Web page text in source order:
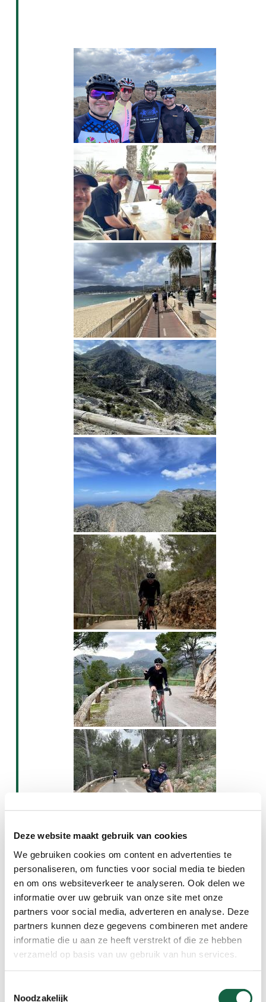
Deze website maakt gebruik van cookies
We gebruiken cookies om content en advertenties te
personaliseren, om functies voor social media te bieden
en om ons websiteverkeer te analyseren. Ook delen we
informatie over uw gebruik van onze site met onze
partners voor social media, adverteren en analyse. Deze
partners kunnen deze gegevens combineren met andere
informatie die u aan ze heeft verstrekt of die ze hebben
verzameld op basis van uw gebruik van hun services.
Noodzakelijk
Van het moment van vertrek tot de laatste
zorgeloos genieten van het fietsen
Mooie routes,